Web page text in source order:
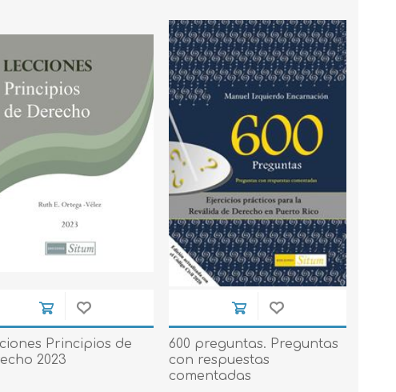
Contratos
Principios de
2023
600 preguntas. Preguntas
con respuestas
comentadas